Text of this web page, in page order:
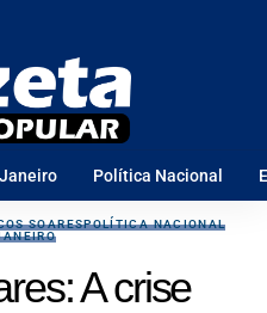
Política Nacional
SOARESPOLÍTICA NACIONAL
A crise